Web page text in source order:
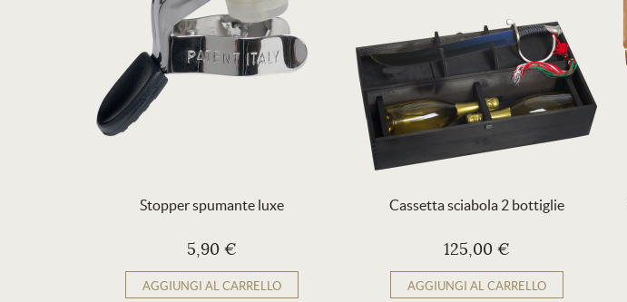
Stopper spumante luxe
5,90 €
AGGIUNGI AL CARRELLO
Cassetta sciabola 2 bottiglie
125,00 €
AGGIUNGI AL CARRELLO